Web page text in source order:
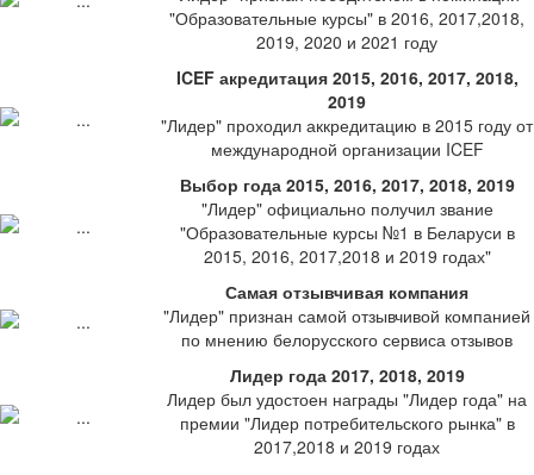
"Образовательные курсы" в 2016, 2017,2018,
2019, 2020 и 2021 году
ICEF акредитация 2015, 2016, 2017, 2018,
2019
"Лидер" проходил аккредитацию в 2015 году от
международной организации ICEF
Выбор года 2015, 2016, 2017, 2018, 2019
"Лидер" официально получил звание
"Образовательные курсы №1 в Беларуси в
2015, 2016, 2017,2018 и 2019 годах"
Самая отзывчивая компания
"Лидер" признан самой отзывчивой компанией
по мнению белорусского сервиса отзывов
Лидер года 2017, 2018, 2019
Лидер был удостоен награды "Лидер года" на
премии "Лидер потребительского рынка" в
2017,2018 и 2019 годах